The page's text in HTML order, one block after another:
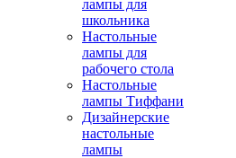
лампы для
школьника
Настольные
лампы для
рабочего стола
Настольные
лампы Тиффани
Дизайнерские
настольные
лампы